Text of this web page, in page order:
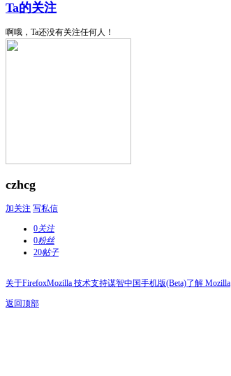
Ta的关注
啊哦，Ta还没有关注任何人！
czhcg
加关注 写私信
0关注
0粉丝
20帖子
关于FirefoxMozilla 技术支持谋智中国手机版(Beta)了解 Mozilla
返回顶部